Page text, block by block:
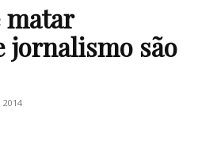
matar
jornalismo são